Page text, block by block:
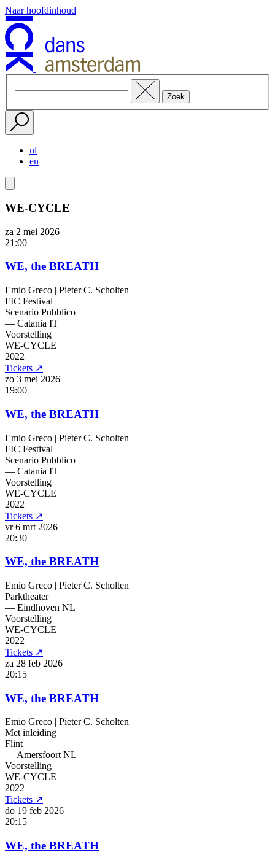
Naar hoofdinhoud
nl
en
WE-CYCLE
za 2 mei 2026
21:00
WE, the BREATH
Emio Greco | Pieter C. Scholten
FIC Festival
Scenario Pubblico
— Catania IT
Voorstelling
WE-CYCLE
2022
Tickets ↗
zo 3 mei 2026
19:00
WE, the BREATH
Emio Greco | Pieter C. Scholten
FIC Festival
Scenario Pubblico
— Catania IT
Voorstelling
WE-CYCLE
2022
Tickets ↗
vr 6 mrt 2026
20:30
WE, the BREATH
Emio Greco | Pieter C. Scholten
Parktheater
— Eindhoven NL
Voorstelling
WE-CYCLE
2022
Tickets ↗
za 28 feb 2026
20:15
WE, the BREATH
Emio Greco | Pieter C. Scholten
Met inleiding
Flint
— AmersfoortNL
Voorstelling
WE-CYCLE
2022
Tickets ↗
do 19 feb 2026
20:15
WE, the BREATH